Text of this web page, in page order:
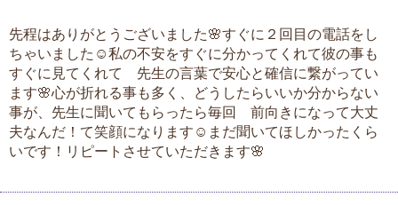
先程はありがとうございました🌸すぐに２回目の電話をし
ちゃいました☺️私の不安をすぐに分かってくれて彼の事も
すぐに見てくれて 先生の言葉で安心と確信に繋がってい
ます🌸心が折れる事も多く、どうしたらいいか分からない
事が、先生に聞いてもらったら毎回 前向きになって大丈
夫なんだ！て笑顔になります☺️まだ聞いてほしかったくら
いです！リピートさせていただきます🌸